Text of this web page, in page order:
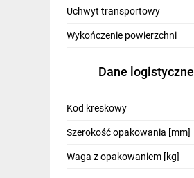
Uchwyt transportowy
Wykończenie powierzchni
Dane logistyczne
Kod kreskowy
Szerokość opakowania [mm]
Waga z opakowaniem [kg]